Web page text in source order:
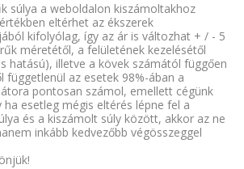
súlya a weboldalon kiszámoltakhoz
eltérhet az ékszerek
kifolyólag, így az ár is változhat + / - 5
méretétől, a felületének kezelésétől
hatású), illetve a kövek számától függően
függetlenül az esetek 98%-ában a
pontosan számol, emellett cégünk
esetleg mégis eltérés lépne fel a
és a kiszámolt súly között, akkor az ne
inkább kedvezőbb végösszeggel